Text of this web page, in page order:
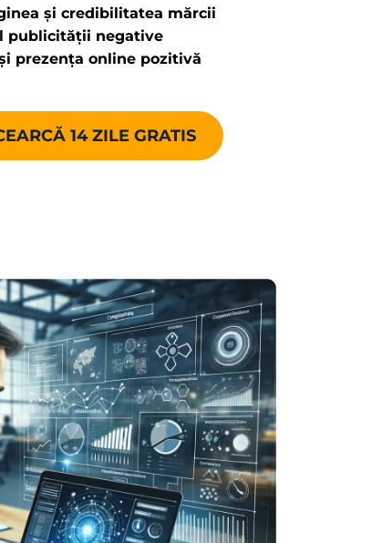
și credibilitatea mărcii
publicității negative
prezența online pozitivă
14 ZILE GRATIS